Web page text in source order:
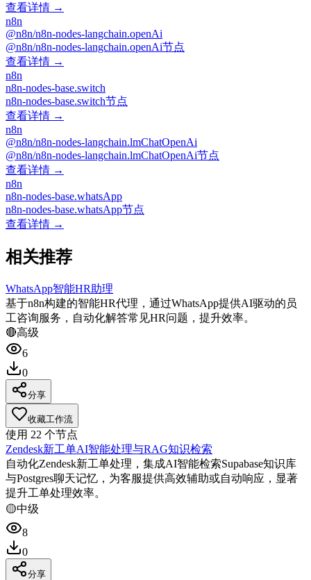
查看详情 →
n8n
@n8n/n8n-nodes-langchain.openAi
@n8n/n8n-nodes-langchain.openAi节点
查看详情 →
n8n
n8n-nodes-base.switch
n8n-nodes-base.switch节点
查看详情 →
n8n
@n8n/n8n-nodes-langchain.lmChatOpenAi
@n8n/n8n-nodes-langchain.lmChatOpenAi节点
查看详情 →
n8n
n8n-nodes-base.whatsApp
n8n-nodes-base.whatsApp节点
查看详情 →
相关推荐
WhatsApp智能HR助理
基于n8n构建的智能HR代理，通过WhatsApp提供AI驱动的员
工咨询服务，自动化解答常见HR问题，提升效率。
🔴高级
6
0
分享
收藏工作流
使用 22 个节点
Zendesk新工单AI智能处理与RAG知识检索
自动化Zendesk新工单处理，集成AI智能检索Supabase知识库
与Postgres聊天记忆，为客服提供高效辅助或自动响应，显著
提升工单处理效率。
🟡中级
8
0
分享